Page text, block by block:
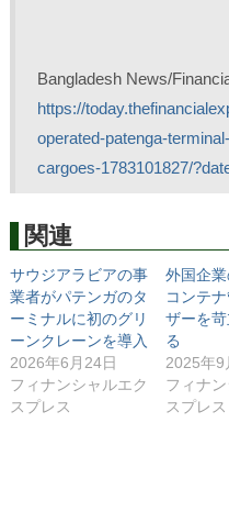
Bangladesh News/
https://
operated-patenga-
cargoes-1783101827/
関連
サウジアラビアの事
業者がパテンガのタ
ーミナルに初のグリ
ーンクレーンを導入
2026年6月24日
フィナンシャルエク
スプレス
外国企
コンテ
ザーを
る
2025年9
フィナ
スプレス